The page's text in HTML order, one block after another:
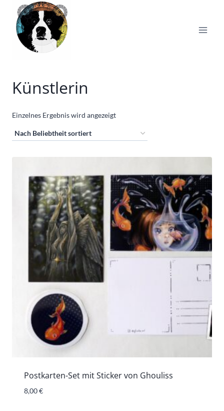
Inhalt
springen
Künstlerin
Einzelnes Ergebnis wird angezeigt
Postkarten-Set mit Sticker von Ghouliss
8,00€